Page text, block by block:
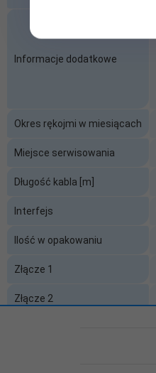
Informacje dodatkowe
Okres rękojmi w miesiącach
Miejsce serwisowania
Długość kabla [m]
Interfejs
Ilość w opakowaniu
Złącze 1
Złącze 2